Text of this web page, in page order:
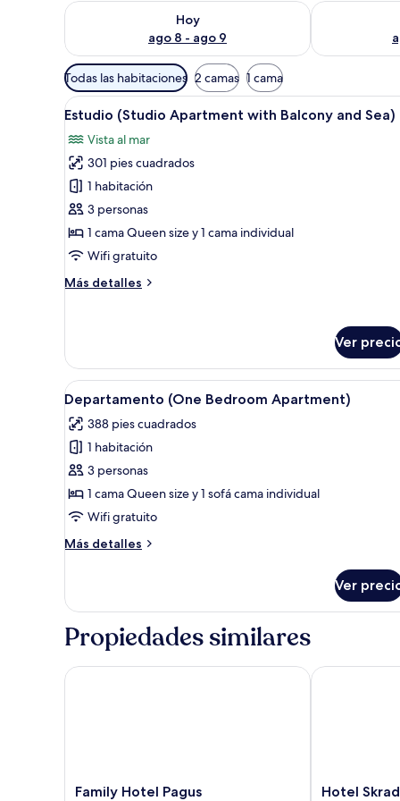
Hoy
ago 8 - ago 9
Consulta la disponibilidad para hoy ago 8 - ago 9
Consulta la
Filtros
disponibles
para
habitaciones
Todas las habitaciones 2 camas 1 cama
Abrir
todas
las
fotos
de
Estudio
(Studio
Apartment
Balcony
Una terraza con una mesa
20
Estudio (Studio Apartment with Balcony and Sea)
Vista al mar
301 pies cuadrados
1 habitación
3 personas
1 cama Queen size y 1 cama individual
Wifi gratuito
Más detalles
Más
Apartment
with
Balcony
and
Sea)
Ver
Abrir
todas
las
fotos
de
Departamento
(One
Apartment)
Una habitación acogedora
18
Departamento (One Bedroom Apartment)
388 pies cuadrados
1 habitación
3 personas
1 cama Queen size y 1 sofá cama individual
Wifi gratuito
Más detalles
Más
(One
Apartment)
Ver
Propiedades similares
Family
Family Hotel Pagus
Family Hotel Pagus
Hotel
Hotel
Hotel